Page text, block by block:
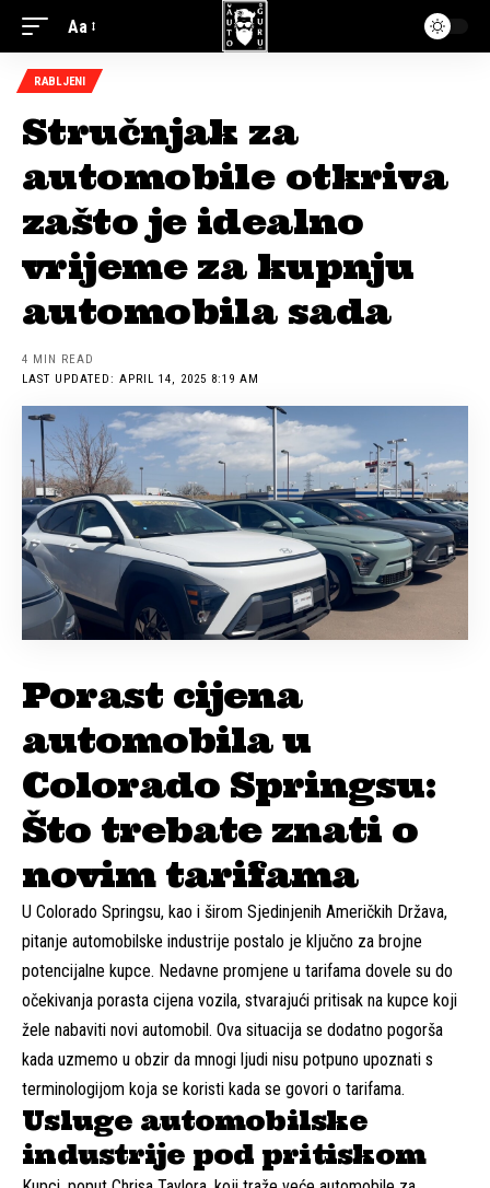
Aa
RABLJENI
Stručnjak za
automobile otkriva
zašto je idealno
vrijeme za kupnju
automobila sada
LAST UPDATED: APRIL 14, 2025 8:19 AM
4 MIN READ
Porast cijena
automobila u
Colorado Springsu:
Što trebate znati o
novim tarifama
U Colorado Springsu, kao i širom Sjedinjenih Američkih Država,
pitanje automobilske industrije postalo je ključno za brojne
potencijalne kupce. Nedavne promjene u tarifama dovele su do
očekivanja porasta cijena vozila, stvarajući pritisak na kupce koji
žele nabaviti novi automobil. Ova situacija se dodatno pogorša
kada uzmemo u obzir da mnogi ljudi nisu potpuno upoznati s
terminologijom koja se koristi kada se govori o tarifama.
Usluge automobilske
industrije pod pritiskom